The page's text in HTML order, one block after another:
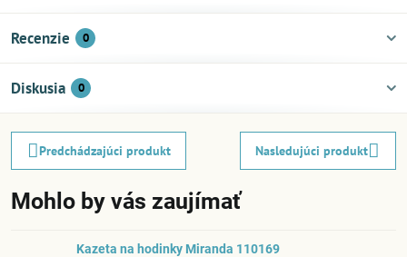
Recenzie 0
Diskusia 0
Predchádzajúci produkt Nasledujúci produkt
Mohlo by vás zaujímať
Kazeta na hodinky Miranda 110169